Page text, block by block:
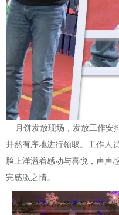
月饼发放现场，发放工作安
井然有序地进行领取。工作人
脸上洋溢着感动与喜悦，声声
完感激之情。